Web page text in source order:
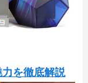
を徹底解説